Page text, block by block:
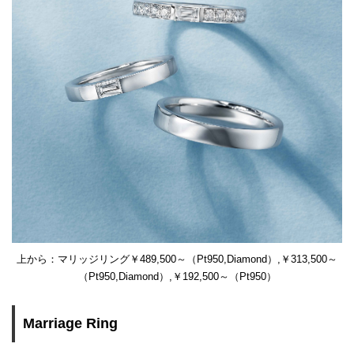
上から：マリッジリング￥489,500～（Pt950,Diamond）,￥313,500～
（Pt950,Diamond）,￥192,500～（Pt950）
Marriage Ring